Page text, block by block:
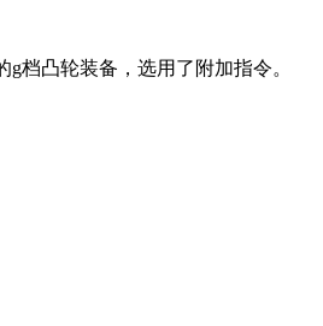
档凸轮装备，选用了附加指令。